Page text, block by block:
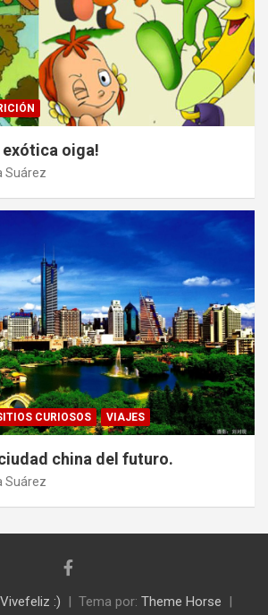
exótica oiga!
Suárez
CURIOSOS VIAJES
china del futuro.
Suárez
Vivefeliz :) Tema por: Theme Horse